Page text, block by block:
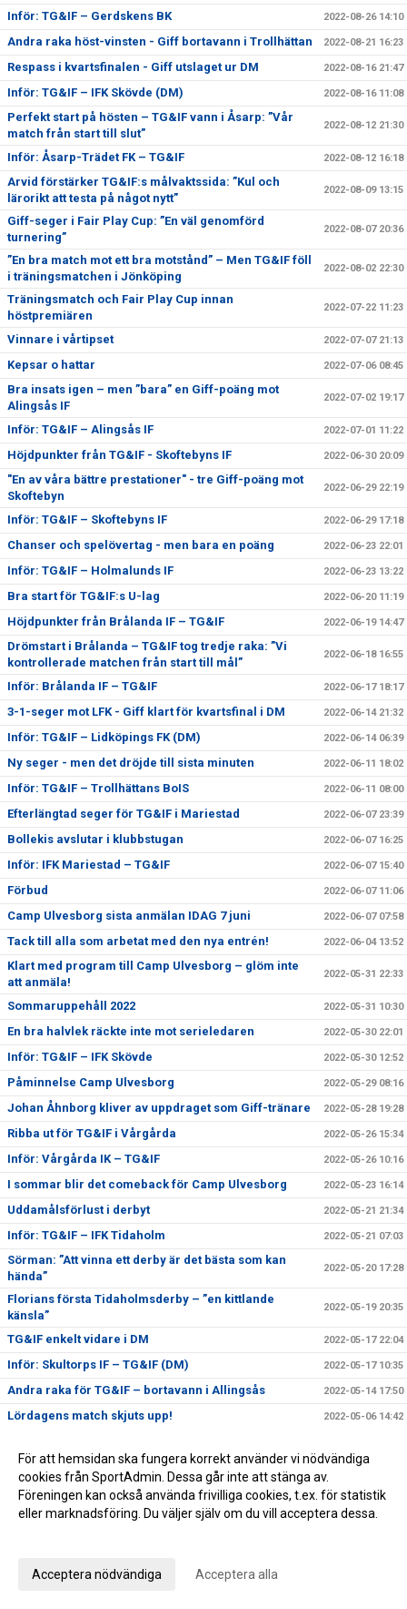
Inför: TG&IF – Gerdskens BK 2022-08-26 14:10
Andra raka höst-vinsten - Giff bortavann i Trollhättan 2022-08-21 16:23
Respass i kvartsfinalen - Giff utslaget ur DM 2022-08-16 21:47
Inför: TG&IF – IFK Skövde (DM) 2022-08-16 11:08
Perfekt start på hösten – TG&IF vann i Åsarp: ”Vår
match från start till slut”
2022-08-12 21:30
Inför: Åsarp-Trädet FK – TG&IF 2022-08-12 16:18
Arvid förstärker TG&IF:s målvaktssida: ”Kul och
lärorikt att testa på något nytt”
2022-08-09 13:15
Giff-seger i Fair Play Cup: ”En väl genomförd
turnering”
2022-08-07 20:36
”En bra match mot ett bra motstånd” – Men TG&IF föll
i träningsmatchen i Jönköping
2022-08-02 22:30
Träningsmatch och Fair Play Cup innan
höstpremiären
2022-07-22 11:23
Vinnare i vårtipset 2022-07-07 21:13
Kepsar o hattar 2022-07-06 08:45
Bra insats igen – men ”bara” en Giff-poäng mot
Alingsås IF
2022-07-02 19:17
Inför: TG&IF – Alingsås IF 2022-07-01 11:22
Höjdpunkter från TG&IF - Skoftebyns IF 2022-06-30 20:09
"En av våra bättre prestationer" - tre Giff-poäng mot
Skoftebyn
2022-06-29 22:19
Inför: TG&IF – Skoftebyns IF 2022-06-29 17:18
Chanser och spelövertag - men bara en poäng 2022-06-23 22:01
Inför: TG&IF – Holmalunds IF 2022-06-23 13:22
Bra start för TG&IF:s U-lag 2022-06-20 11:19
Höjdpunkter från Brålanda IF – TG&IF 2022-06-19 14:47
Drömstart i Brålanda – TG&IF tog tredje raka: ”Vi
kontrollerade matchen från start till mål”
2022-06-18 16:55
Inför: Brålanda IF – TG&IF 2022-06-17 18:17
3-1-seger mot LFK - Giff klart för kvartsfinal i DM 2022-06-14 21:32
Inför: TG&IF – Lidköpings FK (DM) 2022-06-14 06:39
Ny seger - men det dröjde till sista minuten 2022-06-11 18:02
Inför: TG&IF – Trollhättans BoIS 2022-06-11 08:00
Efterlängtad seger för TG&IF i Mariestad 2022-06-07 23:39
Bollekis avslutar i klubbstugan 2022-06-07 16:25
Inför: IFK Mariestad – TG&IF 2022-06-07 15:40
Förbud 2022-06-07 11:06
Camp Ulvesborg sista anmälan IDAG 7 juni 2022-06-07 07:58
Tack till alla som arbetat med den nya entrén! 2022-06-04 13:52
Klart med program till Camp Ulvesborg – glöm inte
att anmäla!
2022-05-31 22:33
Sommaruppehåll 2022 2022-05-31 10:30
En bra halvlek räckte inte mot serieledaren 2022-05-30 22:01
Inför: TG&IF – IFK Skövde 2022-05-30 12:52
Påminnelse Camp Ulvesborg 2022-05-29 08:16
Johan Åhnborg kliver av uppdraget som Giff-tränare 2022-05-28 19:28
Ribba ut för TG&IF i Vårgårda 2022-05-26 15:34
Inför: Vårgårda IK – TG&IF 2022-05-26 10:16
I sommar blir det comeback för Camp Ulvesborg 2022-05-23 16:14
Uddamålsförlust i derbyt 2022-05-21 21:34
Inför: TG&IF – IFK Tidaholm 2022-05-21 07:03
Sörman: ”Att vinna ett derby är det bästa som kan
hända”
2022-05-20 17:28
Florians första Tidaholmsderby – ”en kittlande
känsla”
2022-05-19 20:35
TG&IF enkelt vidare i DM 2022-05-17 22:04
Inför: Skultorps IF – TG&IF (DM) 2022-05-17 10:35
Andra raka för TG&IF – bortavann i Allingsås 2022-05-14 17:50
Lördagens match skjuts upp! 2022-05-06 14:42
Dubbla Giff-segrar i inledningen av U-lagsserien 2022-05-04 16:34
Glädje och jubel - stort bildspel från Giffcupens
avgörande
2022-05-01 21:34
Första matchen på Ulvesborg – årets första
trepoängare
För att hemsidan ska fungera korrekt använder vi nödvändiga
cookies från SportAdmin. Dessa går inte att stänga av.
Föreningen kan också använda frivilliga cookies, t.ex. för statistik
eller marknadsföring. Du väljer själv om du vill acceptera dessa.
Acceptera nödvändiga Acceptera alla